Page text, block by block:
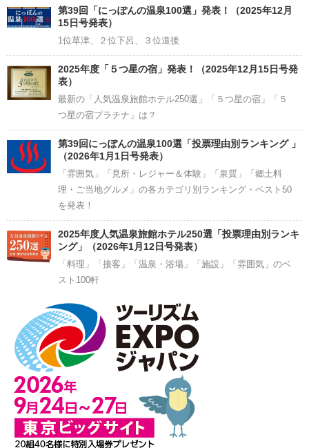
Channel
第39回「にっぽんの温泉100選」発表！（2025年12月
15日号発表）
1位草津、２位下呂、３位道後
2025年度「５つ星の宿」発表！（2025年12月15日号発
表）
最新の「人気温泉旅館ホテル250選」「５つ星の宿」「５
つ星の宿プラチナ」は？
第39回にっぽんの温泉100選「投票理由別ランキング 」
（2026年1月1日号発表）
「雰囲気」「見所・レジャー＆体験」「泉質」「郷土料
理・ご当地グルメ」の各カテゴリ別ランキング・ベスト50
を発表！
2025年度人気温泉旅館ホテル250選「投票理由別ランキ
ング」（2026年1月12日号発表）
「料理」「接客」「温泉・浴場」「施設」「雰囲気」のベ
スト100軒